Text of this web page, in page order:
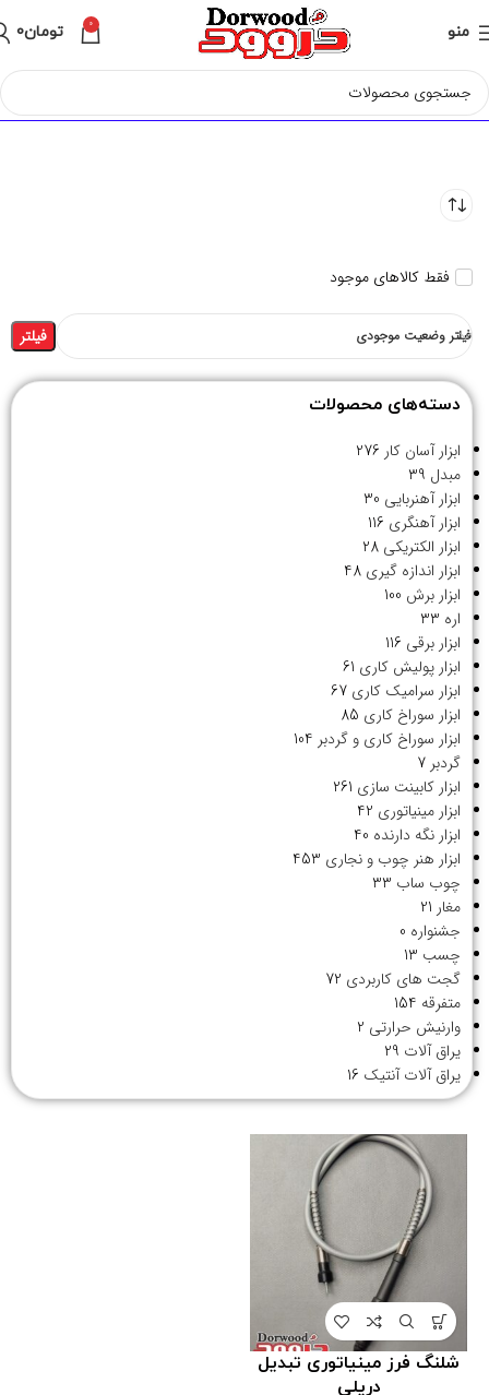
منو 0 تومان0
فقط کالاهای موجود
فیلتر وضعیت موجودی فیلتر
دسته‌های محصولات
ابزار آسان کار 276
مبدل 39
ابزار آهنربایی 30
ابزار آهنگری 116
ابزار الکتریکی 28
ابزار اندازه گیری 48
ابزار برش 100
اره 33
ابزار برقی 116
ابزار پولیش کاری 61
ابزار سرامیک کاری 67
ابزار سوراخ کاری 85
ابزار سوراخ کاری و گردبر 104
گردبر 7
ابزار کابینت سازی 261
ابزار مینیاتوری 42
ابزار نگه دارنده 40
ابزار هنر چوب و نجاری 453
چوب ساب 33
مغار 21
جشنواره 0
چسب 13
گجت های کاربردی 72
متفرقه 154
وارنیش حرارتی 2
یراق آلات 29
یراق آلات آنتیک 16
شلنگ فرز مینیاتوری تبدیل
دریلی